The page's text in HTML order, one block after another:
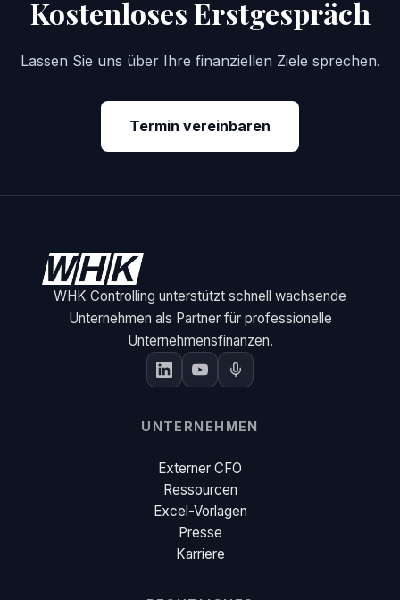
Kostenloses Erstgespräch
Lassen Sie uns über Ihre finanziellen Ziele sprechen.
Termin vereinbaren
WHK Controlling unterstützt schnell wachsende
Unternehmen als Partner für professionelle
Unternehmensfinanzen.
UNTERNEHMEN
Externer CFO
Ressourcen
Excel-Vorlagen
Presse
Karriere